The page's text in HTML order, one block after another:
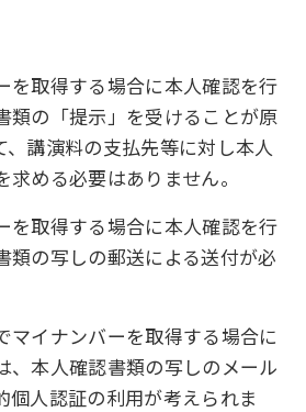
を取得する場合に本人確認を行
類の「提示」を受けることが原
、講演料の支払先等に対し本人
める必要はありません。
を取得する場合に本人確認を行
類の写しの郵送による送付が必
マイナンバーを取得する場合に
、本人確認書類の写しのメール
個人認証の利用が考えられま